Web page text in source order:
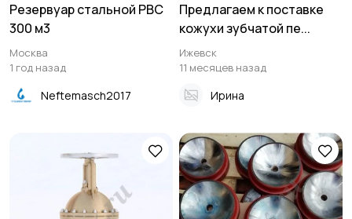
Резервуар стальной РВС
300 м3
Москва
1 год назад
Neftemasch2017
Предлагаем к поставке
кожухи зубчатой пе...
Ижевск
11 месяцев назад
Ирина